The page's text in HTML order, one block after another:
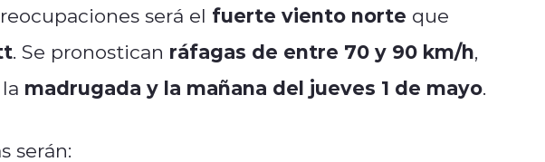
será el fuerte viento norte que
. Se pronostican ráfagas de entre 70 y 90 km/h,
madrugada y la mañana del jueves 1 de mayo.
serán: